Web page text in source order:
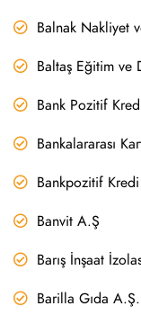
Balnak Nakliyet
Baltaş Eğitim ve
Bank Pozitif
Bankalararası
Bankpozitif Kredi
Banvit A.Ş
Barış İnşaat
Barilla Gıda A.Ş.